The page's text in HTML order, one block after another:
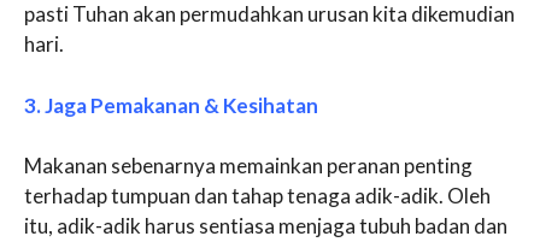
pasti Tuhan akan permudahkan urusan kita dikemudian
hari.
3. Jaga Pemakanan & Kesihatan
Makanan sebenarnya memainkan peranan penting
terhadap tumpuan dan tahap tenaga adik-adik. Oleh
itu, adik-adik harus sentiasa menjaga tubuh badan dan